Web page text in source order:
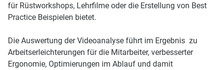
für Rüstworkshops, Lehrfilme oder die Erstellung von Best
Practice Beispielen bietet.
Die Auswertung der Videoanalyse führt im Ergebnis zu
Arbeitserleichterungen für die Mitarbeiter, verbesserter
Ergonomie, Optimierungen im Ablauf und damit